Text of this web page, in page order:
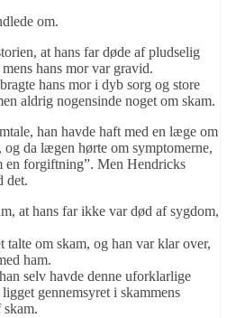
om.
at hans far døde af pludselig
hans mor var gravid.
hans mor i dyb sorg og store
aldrig nogensinde noget om skam.
han havde haft med en læge om
da lægen hørte om symptomerne,
en forgiftning”. Men Hendricks
det.
at hans far ikke var død af sygdom,
om skam, og han var klar over,
ham.
selv havde denne uforklarlige
gennemsyret i skammens